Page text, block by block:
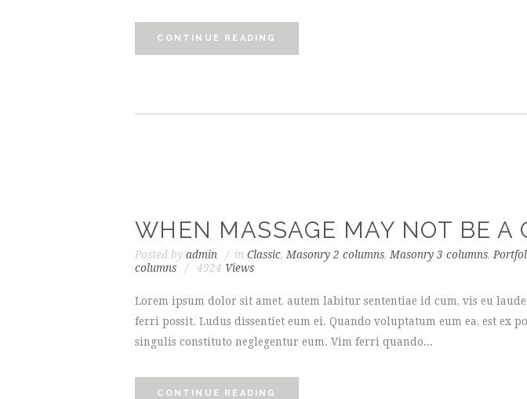
CONTINUE READING
WHEN MASSAGE MAY NOT BE A
Posted by admin in Classic, Masonry 2 columns, Masonry 3 columns,
columns
4924 Views
Lorem ipsum dolor sit amet, autem labitur sententiae id cum, vis eu
ferri possit. Ludus dissentiet eum ei. Quando voluptatum eum ea, est ex
singulis constituto neglegentur eum. Vim ferri quando...
CONTINUE READING